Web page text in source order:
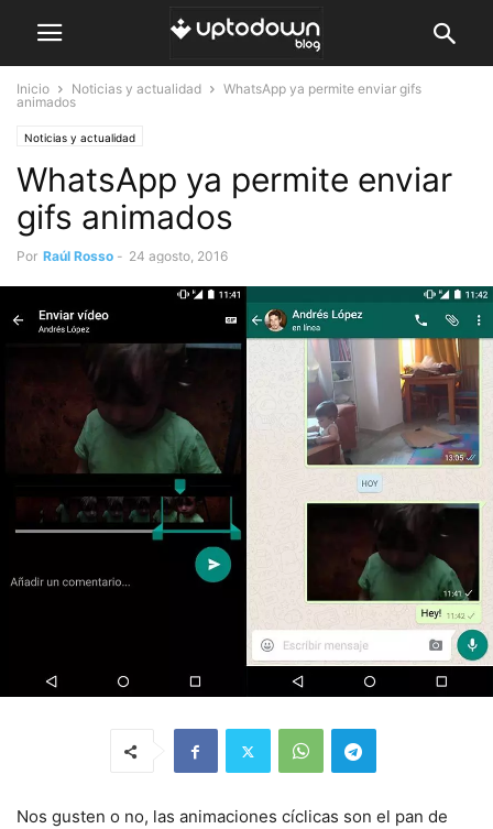
Inicio Noticias y actualidad
WhatsApp ya permite enviar gifs
animados
Noticias y actualidad
WhatsApp ya permite enviar
gifs animados
Por Raúl Rosso - 24 agosto, 2016
Nos gusten o no, las animaciones cíclicas son el pan de